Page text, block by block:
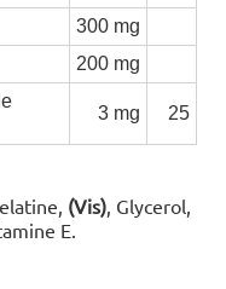
300 mg
200 mg
3 mg 25
(Vis), Glycerol,
E.